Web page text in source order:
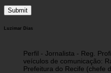
Luzimar Dias
Perfil - Jornalista - Reg.
veículos de comunicação:
Prefeitura do Recife (chefe